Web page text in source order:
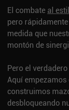
El combate al
pero
medida que
montón de
Pero el
Aquí
construimos
desbloqueando